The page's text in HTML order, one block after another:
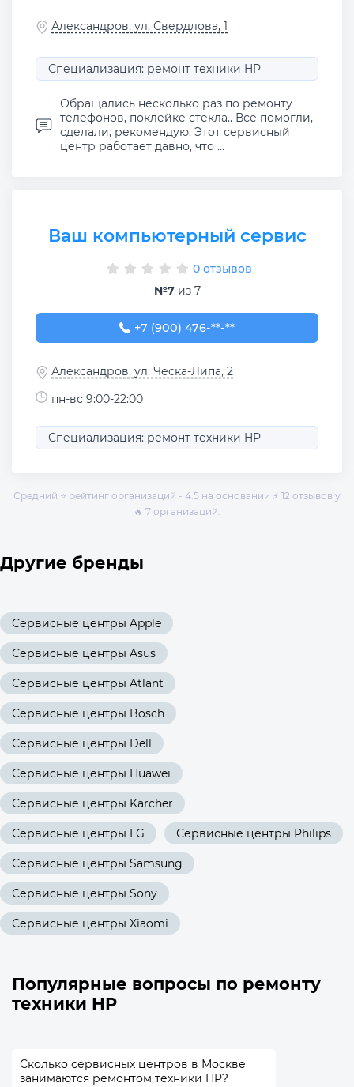
Александров, ул. Свердлова, 1
Специализация: ремонт техники HP
Обращались несколько раз по ремонту
телефонов, поклейке стекла.. Все помогли,
сделали, рекомендую. Этот сервисный
центр работает давно, что ...
Ваш компьютерный сервис
0 отзывов
№7из 7
+7 (900) 476-98-15
+7 (900) 476-**-**
Александров, ул. Ческа-Липа, 2
пн-вс 9:00-22:00
Специализация: ремонт техники HP
Средний ⭐ рейтинг организаций - 4.5 на основании ⚡ 12 отзывов у
🔥 7 организаций.
Другие бренды
Сервисные центры Apple
Сервисные центры Asus
Сервисные центры Atlant
Сервисные центры Bosch
Сервисные центры Dell
Сервисные центры Huawei
Сервисные центры Karcher
Сервисные центры LG Сервисные центры Philips
Сервисные центры Samsung
Сервисные центры Sony
Сервисные центры Xiaomi
Популярные вопросы по ремонту
техники HP
Сколько сервисных центров в Москве
занимаются ремонтом техники HP?